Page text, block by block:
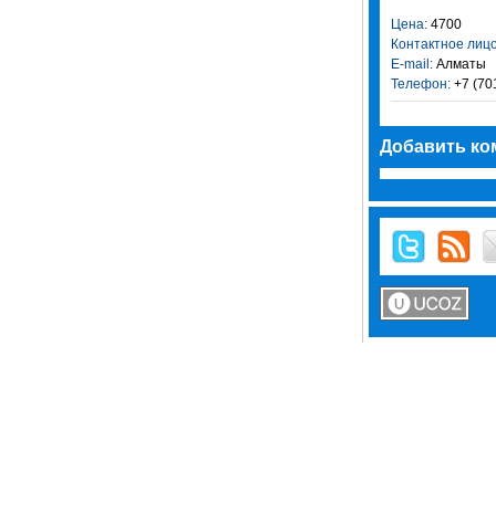
Цена:4700
Контактное
E-mail:Алматы
Телефон:+7
Добавить